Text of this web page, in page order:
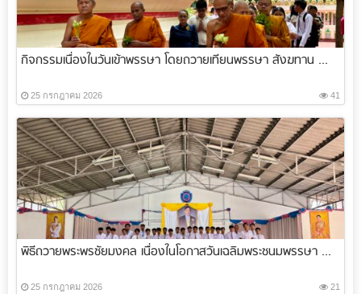
กิจกรรมเนื่องในวันเข้าพรรษา โดยถวายเทียนพรรษา สังฆทาน ...
25 กรกฎาคม 2026 41
พิธีถวายพระพรชัยมงคล เนื่องในโอกาสวันเฉลิมพระชนมพรรษา ...
25 กรกฎาคม 2026 21